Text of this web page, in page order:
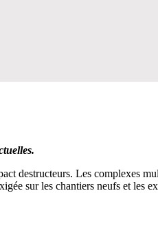
destructeurs. Les complexes
sur les chantiers neufs et les